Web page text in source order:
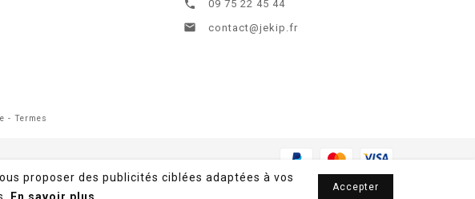
 09 75 22 45 44
 contact@jekip.fr
- Termes
proposer des publicités ciblées adaptées à vos
Accepter